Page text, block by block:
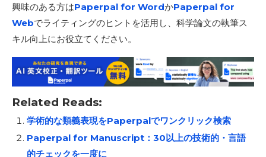
興味のある方はPaperpal for WordかPaperpal for
Webでライティングのヒントを活用し、科学論文の執筆ス
キル向上にお役立てください。
Related Reads:
学術的な類義表現をPaperpalでワンクリック検索
Paperpal for Manuscript：30以上の技術的・言語
的チェックを一度に